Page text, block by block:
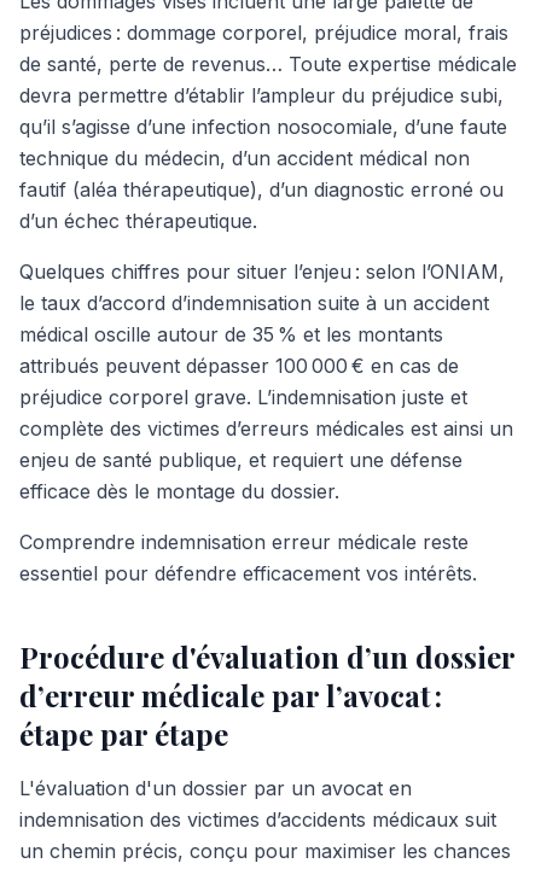
préjudices : dommage corporel, préjudice moral, frais
de santé, perte de revenus… Toute expertise médicale
devra permettre d’établir l’ampleur du préjudice subi,
qu’il s’agisse d’une infection nosocomiale, d’une faute
technique du médecin, d’un accident médical non
fautif (aléa thérapeutique), d’un diagnostic erroné ou
d’un échec thérapeutique.
Quelques chiffres pour situer l’enjeu : selon l’ONIAM,
le taux d’accord d’indemnisation suite à un accident
médical oscille autour de 35 % et les montants
attribués peuvent dépasser 100 000 € en cas de
préjudice corporel grave. L’indemnisation juste et
complète des victimes d’erreurs médicales est ainsi un
enjeu de santé publique, et requiert une défense
efficace dès le montage du dossier.
Comprendre indemnisation erreur médicale reste
essentiel pour défendre efficacement vos intérêts.
Procédure d'évaluation d’un dossier
d’erreur médicale par l’avocat :
étape par étape
L'évaluation d'un dossier par un avocat en
indemnisation des victimes d’accidents médicaux suit
un chemin précis, conçu pour maximiser les chances